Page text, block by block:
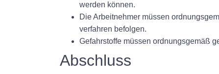
werden können.
Die Arbeitnehmer müssen
verfahren befolgen.
Gefahrstoffe müssen ordnungsgemäß
Abschluss